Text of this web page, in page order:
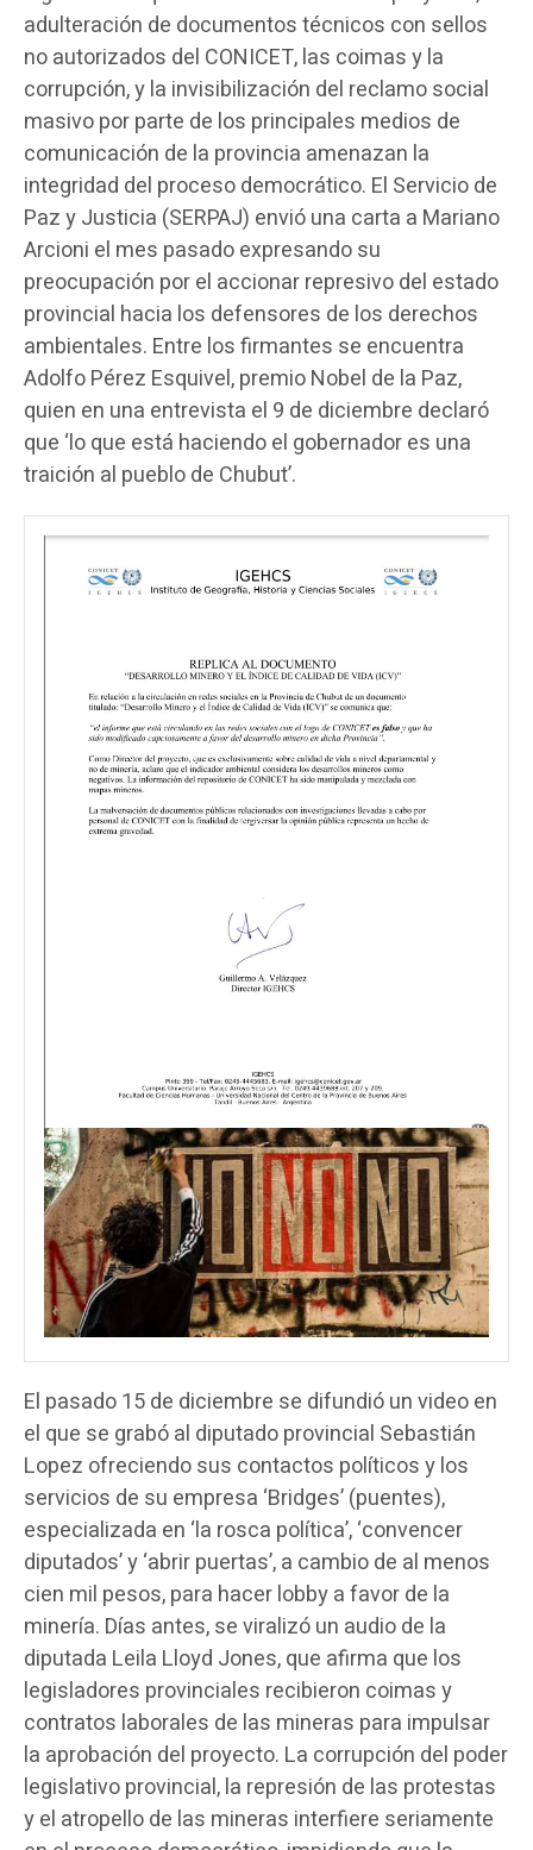
adulteración de documentos técnicos con sellos
no autorizados del CONICET, las coimas y la
corrupción, y la invisibilización del reclamo social
masivo por parte de los principales medios de
comunicación de la provincia amenazan la
integridad del proceso democrático. El Servicio de
Paz y Justicia (SERPAJ) envió una carta a Mariano
Arcioni el mes pasado expresando su
preocupación por el accionar represivo del estado
provincial hacia los defensores de los derechos
ambientales. Entre los firmantes se encuentra
Adolfo Pérez Esquivel, premio Nobel de la Paz,
quien en una entrevista el 9 de diciembre declaró
que ‘lo que está haciendo el gobernador es una
traición al pueblo de Chubut’.
El pasado 15 de diciembre se difundió un video en
el que se grabó al diputado provincial Sebastián
Lopez ofreciendo sus contactos políticos y los
servicios de su empresa ‘Bridges’ (puentes),
especializada en ‘la rosca política’, ‘convencer
diputados’ y ‘abrir puertas’, a cambio de al menos
cien mil pesos, para hacer lobby a favor de la
minería. Días antes, se viralizó un audio de la
diputada Leila Lloyd Jones, que afirma que los
legisladores provinciales recibieron coimas y
contratos laborales de las mineras para impulsar
la aprobación del proyecto. La corrupción del poder
legislativo provincial, la represión de las protestas
y el atropello de las mineras interfiere seriamente